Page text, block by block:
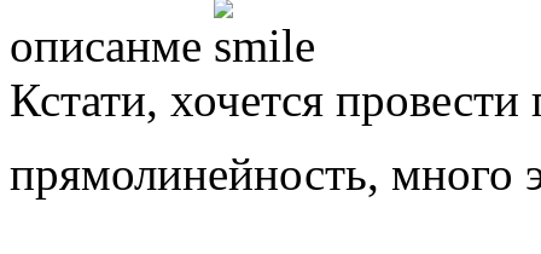
описанме
Кстати, хочется
прямолинейность, много